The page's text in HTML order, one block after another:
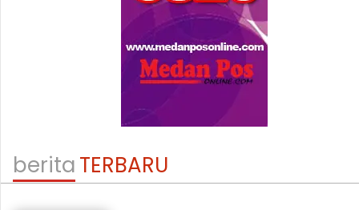
beritaTERBARU